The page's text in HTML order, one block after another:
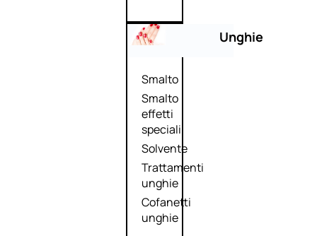
Unghie
Smalto
Smalto
effetti
speciali
Solvente
Trattamenti
unghie
Cofanetti
unghie